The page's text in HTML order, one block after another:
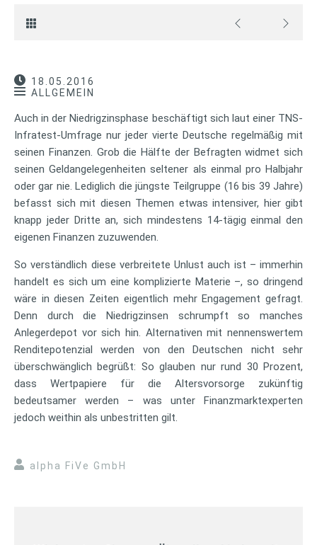
18.05.2016
ALLGEMEIN
Auch in der Niedrigzinsphase beschäftigt sich laut einer TNS-
Infratest-Umfrage nur jeder vierte Deutsche regelmäßig mit
seinen Finanzen. Grob die Hälfte der Befragten widmet sich
seinen Geldangelegenheiten seltener als einmal pro Halbjahr
oder gar nie. Lediglich die jüngste Teilgruppe (16 bis 39 Jahre)
befasst sich mit diesen Themen etwas intensiver, hier gibt
knapp jeder Dritte an, sich mindestens 14-tägig einmal den
eigenen Finanzen zuzuwenden.
So verständlich diese verbreitete Unlust auch ist – immerhin
handelt es sich um eine komplizierte Materie –, so dringend
wäre in diesen Zeiten eigentlich mehr Engagement gefragt.
Denn durch die Niedrigzinsen schrumpft so manches
Anlegerdepot vor sich hin. Alternativen mit nennenswertem
Renditepotenzial werden von den Deutschen nicht sehr
überschwänglich begrüßt: So glauben nur rund 30 Prozent,
dass Wertpapiere für die Altersvorsorge zukünftig
bedeutsamer werden – was unter Finanzmarktexperten
jedoch weithin als unbestritten gilt.
alpha FiVe GmbH